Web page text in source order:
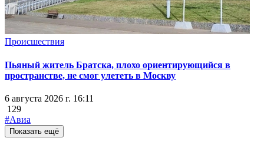
Происшествия
Пьяный житель Братска, плохо ориентирующийся в
пространстве, не смог улететь в Москву
6 августа 2026 г. 16:11
129
#Авиа
Показать ещё